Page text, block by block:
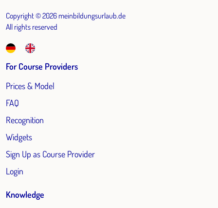
Copyright © 2026 meinbildungsurlaub.de
All rights reserved
For Course Providers
Prices & Model
FAQ
Recognition
Widgets
Sign Up as Course Provider
Login
Knowledge